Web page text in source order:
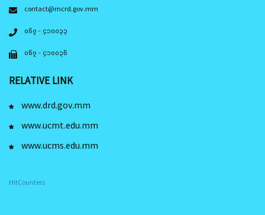
contact@mcrd.gov.mm
၀၆၇ - ၄၁၀၀၃၃
၀၆၇ - ၄၁၀၀၃၆
RELATIVE LINK
www.drd.gov.mm
www.ucmt.edu.mm
www.ucms.edu.mm
HitCounters